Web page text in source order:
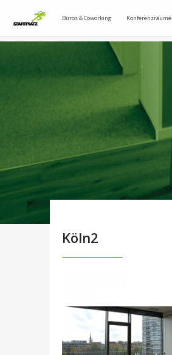
Büros & Coworking Konferenzräume
Köln2